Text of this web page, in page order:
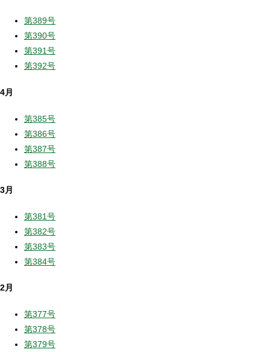
第389号
第390号
第391号
第392号
4月
第385号
第386号
第387号
第388号
3月
第381号
第382号
第383号
第384号
2月
第377号
第378号
第379号